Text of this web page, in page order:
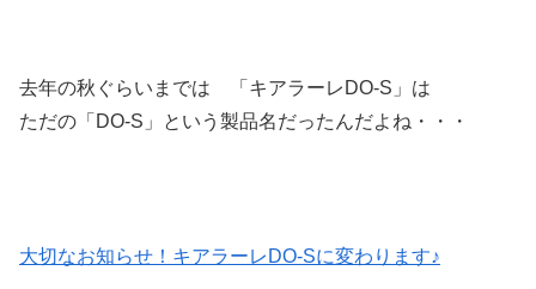
去年の秋ぐらいまでは 「キアラーレDO-S」は
ただの「DO-S」という製品名だったんだよね・・・
大切なお知らせ！キアラーレDO-Sに変わります♪